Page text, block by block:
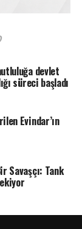
devlet
süreci başladı
Evindar’ın
Savaşçı: Tank